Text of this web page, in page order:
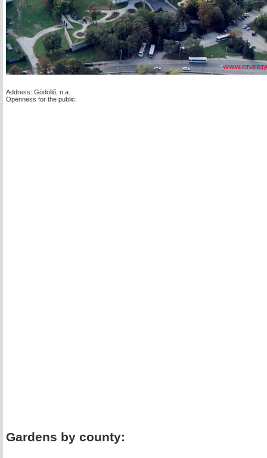
Address: Gödöllő, n.a.
Openness for the public:
Gardens by county: